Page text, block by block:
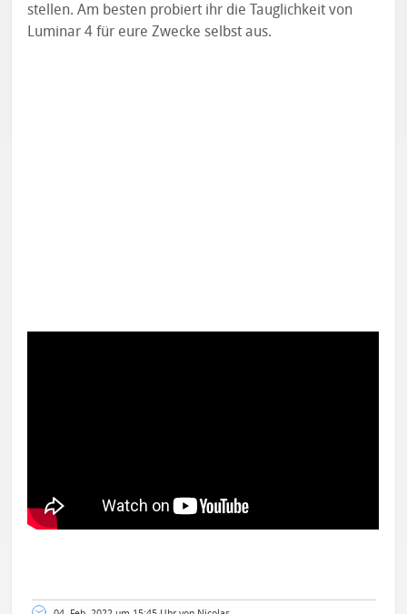
stellen. Am besten probiert ihr die Tauglichkeit von
Luminar 4 für eure Zwecke selbst aus.